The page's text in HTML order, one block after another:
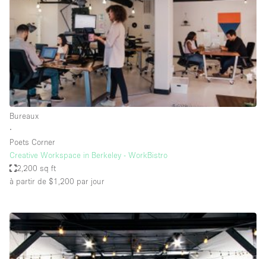
Bureaux
Camion / Fourgon
Commerce
Container
Entrepôt / Espace Stockage / Box
Espace Atypique / Unique
Espace Publicitaire
Espace Événementiel
Kiosque / Stand / Corner
Lobby / Accueil
Bureaux
∙
Poets Corner
Creative Workspace in Berkeley - WorkBistro
2,200 sq ft
à partir de $1,200 par jour